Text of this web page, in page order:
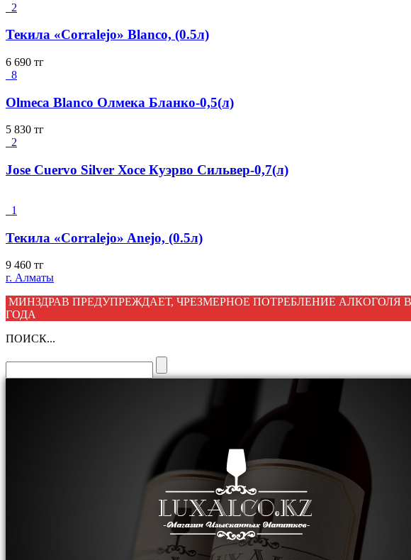
2
Текила «Corralejo» Blanco, (0.5л)
6 690 тг
8
Olmeca Blanco Олмека Бланко-0,5(л)
5 830 тг
2
Jose Cuervo Silver Хосе Куэрво Сильвер-0,7(л)
1
Текила «Corralejo» Anejo, (0.5л)
9 460 тг
г. Алматы
МИНЗДРАВ ПРЕДУПРЕЖДАЕТ, ЧРЕЗМЕРНОЕ ПОТРЕБЛЕНИЕ
ГОДА
ПОИСК...